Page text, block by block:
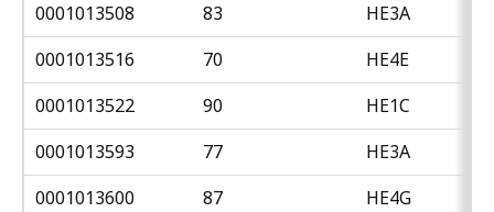
0001013508
83
HE3A
0001013516
70
HE4E
0001013522
90
HE1C
0001013593
77
HE3A
0001013600
87
HE4G